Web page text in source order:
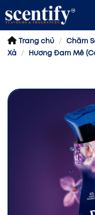
Trang chủ Chăm
Xả
Hương Đam Mê